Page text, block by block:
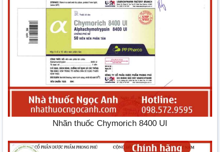
Nhãn thuốc Chymorich 8400 UI